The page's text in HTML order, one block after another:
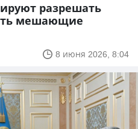
разрешать
мешающие
8 июня 2026, 8:04